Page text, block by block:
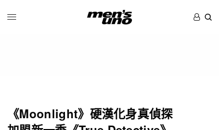
《Moonlight》硬漢化身真偵探